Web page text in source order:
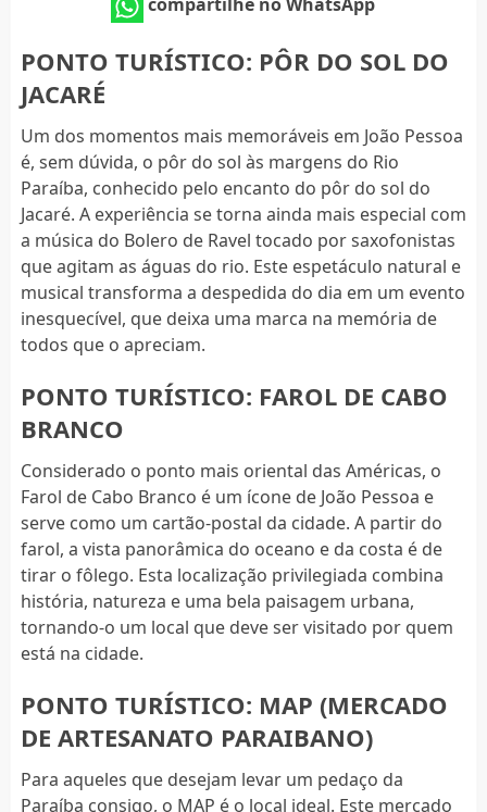
PONTO TURÍSTICO: PÔR DO SOL DO
JACARÉ
Um dos momentos mais memoráveis em João Pessoa
é, sem dúvida, o pôr do sol às margens do Rio
Paraíba, conhecido pelo encanto do pôr do sol do
Jacaré. A experiência se torna ainda mais especial com
a música do Bolero de Ravel tocado por saxofonistas
que agitam as águas do rio. Este espetáculo natural e
musical transforma a despedida do dia em um evento
inesquecível, que deixa uma marca na memória de
todos que o apreciam.
PONTO TURÍSTICO: FAROL DE CABO
BRANCO
Considerado o ponto mais oriental das Américas, o
Farol de Cabo Branco é um ícone de João Pessoa e
serve como um cartão-postal da cidade. A partir do
farol, a vista panorâmica do oceano e da costa é de
tirar o fôlego. Esta localização privilegiada combina
história, natureza e uma bela paisagem urbana,
tornando-o um local que deve ser visitado por quem
está na cidade.
PONTO TURÍSTICO: MAP (MERCADO
DE ARTESANATO PARAIBANO)
Para aqueles que desejam levar um pedaço da
Paraíba consigo, o MAP é o local ideal. Este mercado